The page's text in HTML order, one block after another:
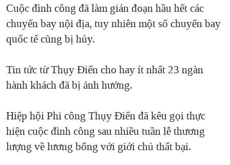
KINH TẾ
KHOA HỌC
SỨC KHOẺ
GIẢI MÃ VÀNH ĐAI & CON ĐƯỜNG
NGÀY TỊ NẠN THẾ GIỚI
GROUND ZERO – XƯA VÀ NAY
CHI PHÍ CHIẾN TRANH AFGHANISTAN
THƯỢNG ĐỈNH TRUMP-KIM TẠI VIỆT NAM
TRỊNH VĨNH BÌNH VS. CHÍNH PHỦ VIỆT NAM
MẠNG XÃ HỘI
Cuộc đình công đã làm gián đoạn hầu hết các
chuyến bay nội địa, tuy nhiên một số chuyến bay
quốc tế cũng bị hủy.
Tin tức từ Thụy Điển cho hay ít nhất 23 ngàn
hành khách đã bị ảnh hưởng.
Hiệp hội Phi công Thụy Điển đã kêu gọi thực
hiện cuộc đình công sau nhiều tuần lễ thương
lượng về lương bổng với giới chủ thất bại.